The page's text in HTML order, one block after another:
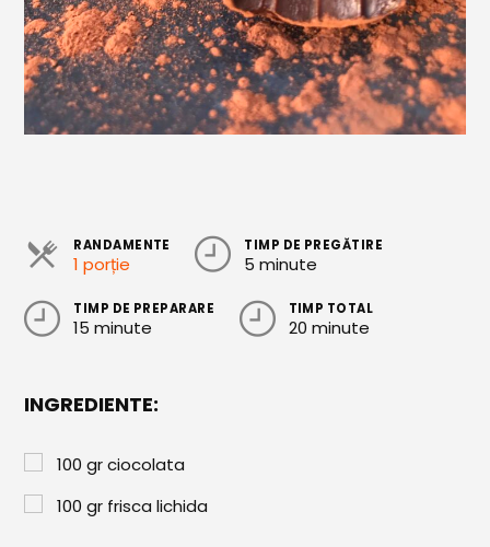
Budinci, Jeleuri și Sufleuri
Cheesecake
Cozonaci
Torturi
Conserve
Garnituri
Pâine
RANDAMENTE
1 porție
TIMP DE PREGĂTIRE
5 minute
TIMP DE PREPARARE
15 minute
TIMP TOTAL
20 minute
INGREDIENTE:
100 gr ciocolata
100 gr frisca lichida